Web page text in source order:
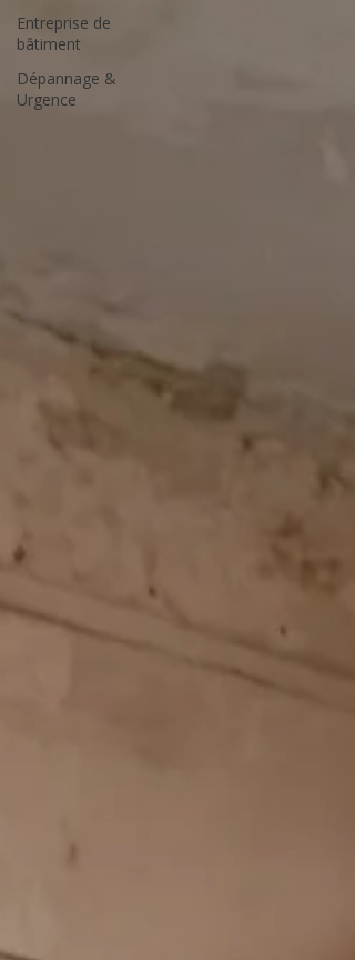
Entreprise de
bâtiment
Dépannage &
Urgence